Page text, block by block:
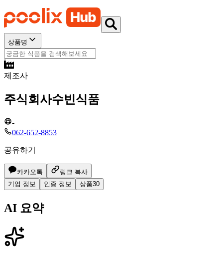
상품명
제조사
주식회사수빈식품
-
062-652-8853
공유하기
카카오톡
링크 복사
기업 정보
인증 정보 상품30
AI 요약